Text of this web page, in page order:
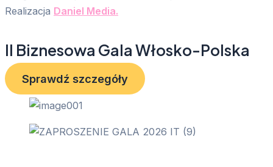
Realizacja Daniel Media.
II Biznesowa Gala Włosko-Polska
Sprawdź szczegóły